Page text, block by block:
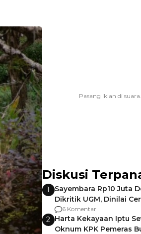
Diskusi
1
Sayembara Rp10 Juta
Dikritik UGM, Dinilai
Gagalnya Negara Jamin
6 Komentar
2 Harta Kekayaan Iptu
Oknum KPK Pemeras